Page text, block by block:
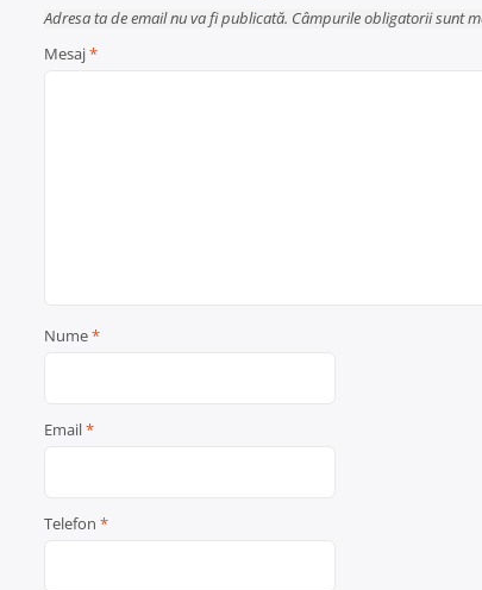
Adresa ta de email nu va fi publicată. Câmpurile obligatorii sunt
Mesaj*
Nume*
Email*
Telefon *